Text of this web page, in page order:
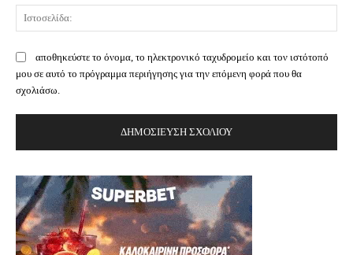
αποθηκεύστε το όνομα, το ηλεκτρονικό ταχυδρομείο και τον ιστότοπό
μου σε αυτό το πρόγραμμα περιήγησης για την επόμενη φορά που θα
σχολιάσω.